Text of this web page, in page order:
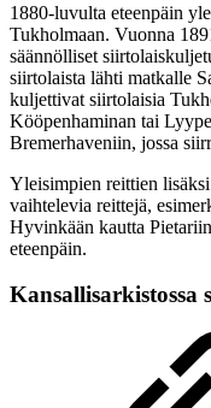
1880-luvulta eteenpäin
Tukholmaan. Vuonna
säännölliset
siirtolaista lähti matkalle
kuljettivat siirtolaisia
Kööpenhaminan tai
Bremerhaveniin, jossa
Yleisimpien reittien
vaihtelevia reittejä,
Hyvinkään kautta
eteenpäin.
Kansallisarkistossa